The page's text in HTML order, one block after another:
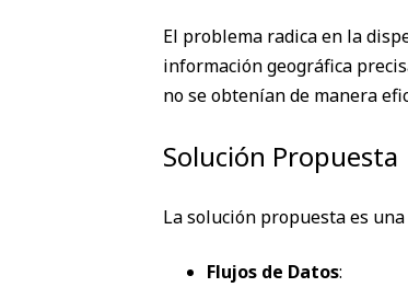
El problema radica en la
información geográfica
no se obtenían de manera
Solución Propuesta
La solución propuesta es
Flujos de Datos: